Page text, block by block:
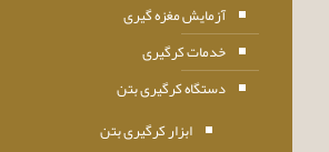
آزمایش مغزه گیری
خدمات کرگیری
دستگاه کرگیری بتن
ابزار کرگیری بتن